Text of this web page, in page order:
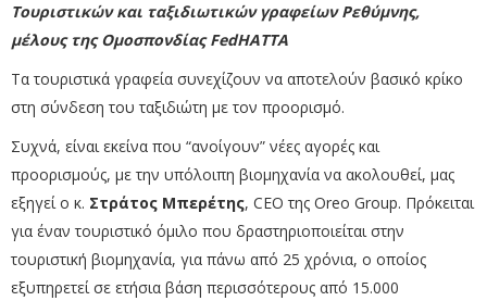
Τουριστικών και ταξιδιωτικών γραφείων Ρεθύμνης,
μέλους της Ομοσπονδίας FedHATTA
Τα τουριστικά γραφεία συνεχίζουν να αποτελούν βασικό κρίκο
στη σύνδεση του ταξιδιώτη με τον προορισμό.
Συχνά, είναι εκείνα που “ανοίγουν” νέες αγορές και
προορισμούς, με την υπόλοιπη βιομηχανία να ακολουθεί, μας
εξηγεί ο κ. Στράτος Μπερέτης, CEO της Oreo Group. Πρόκειται
για έναν τουριστικό όμιλο που δραστηριοποιείται στην
τουριστική βιομηχανία, για πάνω από 25 χρόνια, ο οποίος
εξυπηρετεί σε ετήσια βάση περισσότερους από 15.000